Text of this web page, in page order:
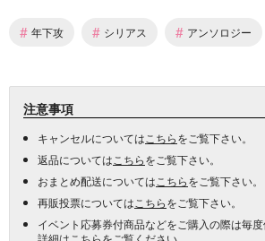
# 年下攻 # シリアス # アンソロジー
注意事項
キャンセルについては こちらをご覧下さい。
返品については こちらをご覧下さい。
おまとめ配送については こちらをご覧下さい。
再販投票については こちらをご覧下さい。
イベント応募券付商品などをご購入の際は毎度
詳細は こちらをご覧ください。